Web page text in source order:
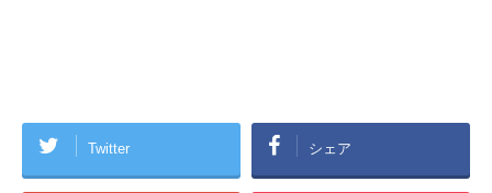
Twitter シェア